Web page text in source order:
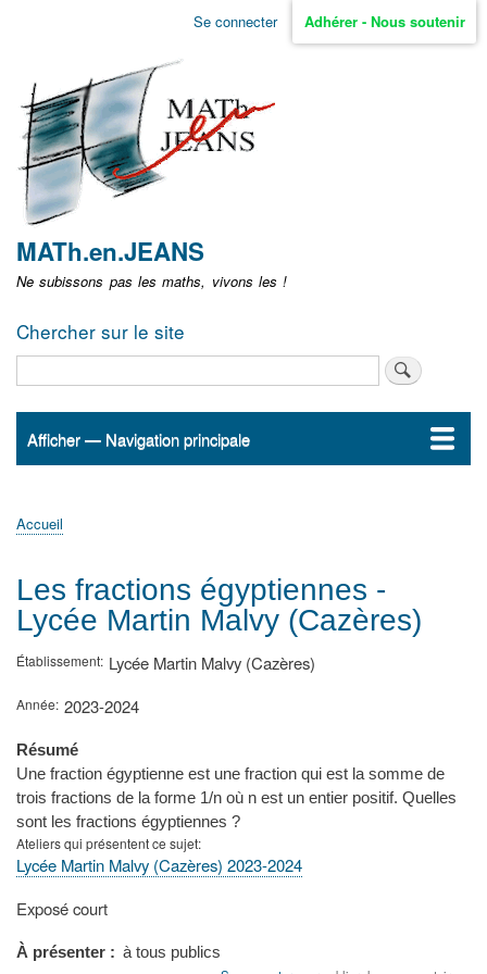
Aller
non
identifié
Se connecter Adhérer - Nous soutenir
MATh.en.JEANS
Ne subissons pas les maths, vivons les !
Chercher sur le site
Navigation
Afficher — Navigation principale
Accueil
ActualitésMATh.en.JEANS ?
Régions et Ateliers
Créer, gérer un atelier
Sujets/Publications
Congrès
d'Ariane
Accueil
Les fractions égyptiennes -
Lycée Martin Malvy (Cazères)
Établissement Lycée Martin Malvy (Cazères)
Année 2023-2024
Résumé
Une fraction égyptienne est une fraction qui est la somme de
trois fractions de la forme 1/n où n est un entier positif. Quelles
sont les fractions égyptiennes ?
Ateliers qui présentent ce sujet
Lycée Martin Malvy (Cazères) 2023-2024
Type
présentation
Exposé court
À présenter à tous publics